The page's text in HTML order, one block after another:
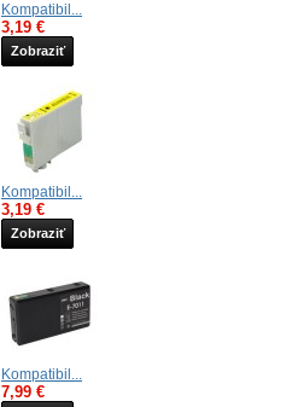
Kompatibil...
3,19 €
Zobraziť
Kompatibil...
3,19 €
Zobraziť
Kompatibil...
7,99 €